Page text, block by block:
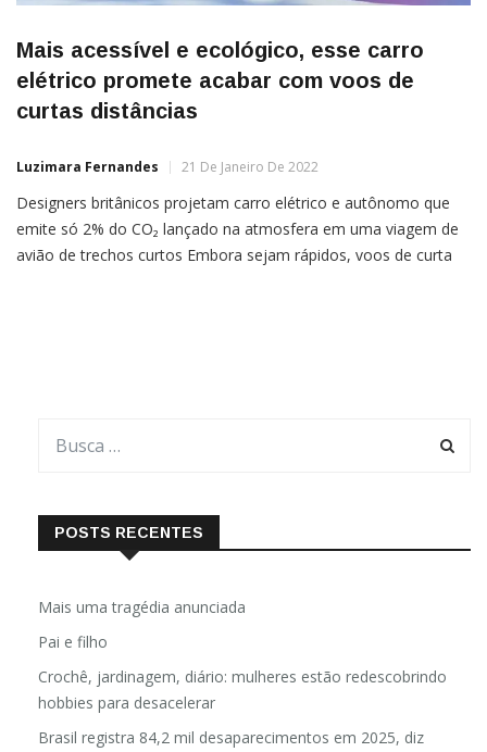
Mais acessível e ecológico, esse carro
elétrico promete acabar com voos de
curtas distâncias
Luzimara Fernandes 21 De Janeiro De 2022
Designers britânicos projetam carro elétrico e autônomo que
emite só 2% do CO₂ lançado na atmosfera em uma viagem de
avião de trechos curtos Embora sejam rápidos, voos de curta
POSTS RECENTES
Mais uma tragédia anunciada
Pai e filho
Crochê, jardinagem, diário: mulheres estão redescobrindo
hobbies para desacelerar
Brasil registra 84,2 mil desaparecimentos em 2025, diz